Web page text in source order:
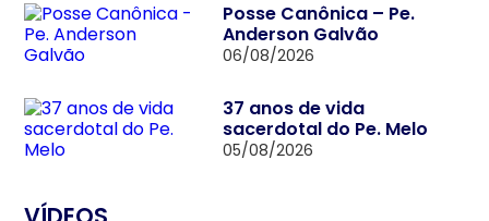
Posse Canônica – Pe.
Anderson Galvão
06/08/2026
37 anos de vida
sacerdotal do Pe. Melo
05/08/2026